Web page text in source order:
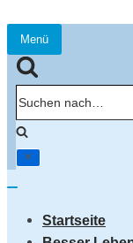
Menü
Navigation
umschalten
Suchen
nach…
Startseite